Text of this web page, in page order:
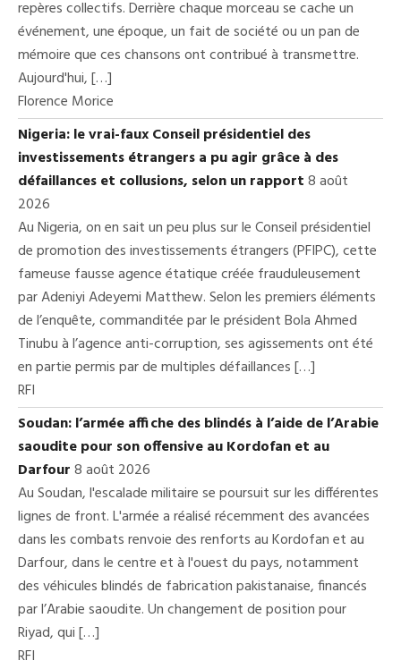
repères collectifs. Derrière chaque morceau se cache un
événement, une époque, un fait de société ou un pan de
mémoire que ces chansons ont contribué à transmettre.
Aujourd'hui, […]
Florence Morice
Nigeria: le vrai-faux Conseil présidentiel des
investissements étrangers a pu agir grâce à des
défaillances et collusions, selon un rapport8 août
2026
Au Nigeria, on en sait un peu plus sur le Conseil présidentiel
de promotion des investissements étrangers (PFIPC), cette
fameuse fausse agence étatique créée frauduleusement
par Adeniyi Adeyemi Matthew. Selon les premiers éléments
de l’enquête, commanditée par le président Bola Ahmed
Tinubu à l’agence anti-corruption, ses agissements ont été
en partie permis par de multiples défaillances […]
RFI
Soudan: l’armée affiche des blindés à l’aide de l’Arabie
saoudite pour son offensive au Kordofan et au
Darfour8 août 2026
Au Soudan, l'escalade militaire se poursuit sur les différentes
lignes de front. L'armée a réalisé récemment des avancées
dans les combats renvoie des renforts au Kordofan et au
Darfour, dans le centre et à l'ouest du pays, notamment
des véhicules blindés de fabrication pakistanaise, financés
par l’Arabie saoudite. Un changement de position pour
Riyad, qui […]
RFI